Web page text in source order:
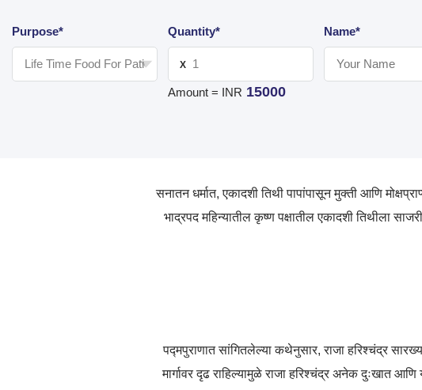
Purpose* Quantity*
X
Amount = INR 15000
Name*
सनातन धर्मात, एकादशी तिथी पापांपासून मुक्ती आणि
भाद्रपद महिन्यातील कृष्ण पक्षातील एकादशी तिथीला
पद्मपुराणात सांगितलेल्या कथेनुसार, राजा हरिश्चंद्र
मार्गावर दृढ राहिल्यामुळे राजा हरिश्चंद्र अनेक दुःखात